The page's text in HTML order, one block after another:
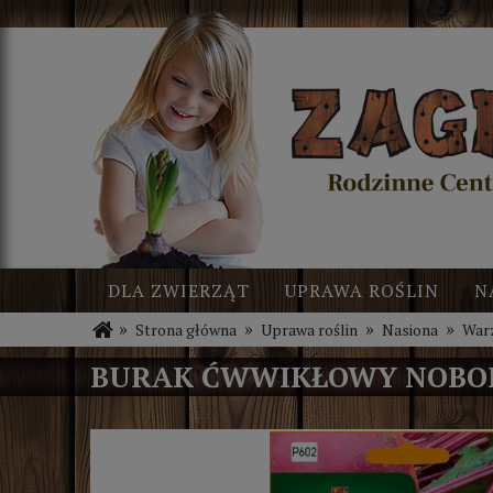
DLA ZWIERZĄT UPRAWA ROŚLIN
BLOG
NOWOŚCI
» Strona główna » Uprawa roślin » Nasiona »
BURAK ĆWWIKŁOWY